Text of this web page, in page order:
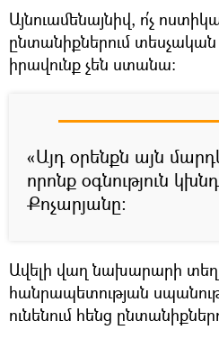
Այնուամենայնիվ, ո՛չ
ընտանիքներում տեսչական
իրավունք չեն ստանա։
«Այդ օրենքն այն
որոնք օգնություն
Քոչարյանը։
Ավելի վաղ նախարարի
հանրապետության
ունենում հենց